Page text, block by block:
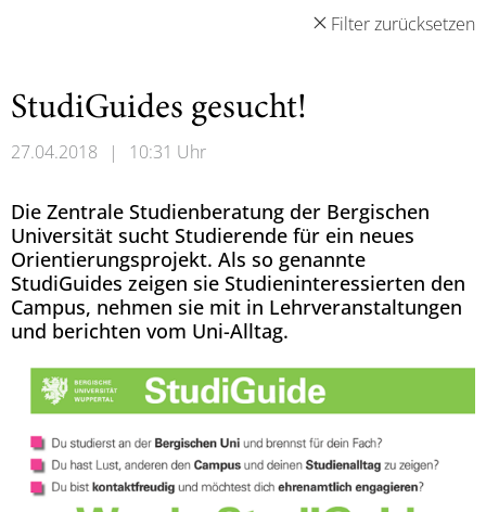
Filter zurücksetzen
StudiGuides gesucht!
27.04.2018 | 10:31 Uhr
Die Zentrale Studienberatung der Bergischen
Universität sucht Studierende für ein neues
Orientierungsprojekt. Als so genannte
StudiGuides zeigen sie Studieninteressierten den
Campus, nehmen sie mit in Lehrveranstaltungen
und berichten vom Uni-Alltag.